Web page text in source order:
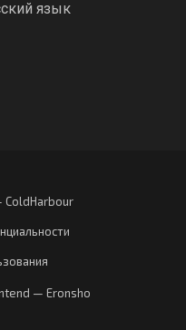
язык
— Eronsho